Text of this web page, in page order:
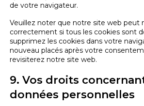
de votre navigateur.
Veuillez noter que notre site web peut
correctement si tous les cookies sont
supprimez les cookies dans votre
nouveau placés après votre
revisiterez notre site web.
9. Vos droits
données personnelles